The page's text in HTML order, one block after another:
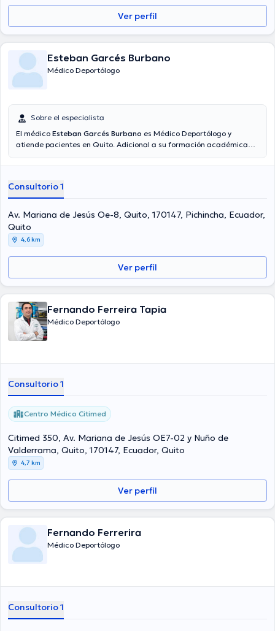
Ver perfil
Esteban Garcés Burbano
Médico Deportólogo
Sobre el especialista
El médico Esteban Garcés Burbano es Médico Deportólogo y
atiende pacientes en Quito. Adicional a su formación académica
especialidad. El médico cuenta con varios años de experiencia
como miembro de diversas asociaciones médicas. Esteban Garcés
Burbano ha cooperado en considerables conferencias con la meta
de tener una formación continua en su ámbito de especialización y
ha publicado diversos artículos. Español, Inglés son los lenguajes
hablados por el profesional de la salud.
Consultorio 1
Av. Mariana de Jesús Oe-8, Quito, 170147, Pichincha, Ecuador,
Quito
4,6 km
Ver perfil
Fernando Ferreira Tapia
Médico Deportólogo
Consultorio 1
Centro Médico Citimed
Citimed 350, Av. Mariana de Jesús OE7-02 y Nuño de
Valderrama, Quito, 170147, Ecuador, Quito
4,7 km
Ver perfil
Fernando Ferrerira
Médico Deportólogo
Consultorio 1